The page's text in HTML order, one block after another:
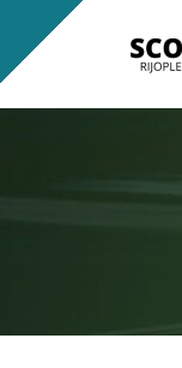
naar
inhoud